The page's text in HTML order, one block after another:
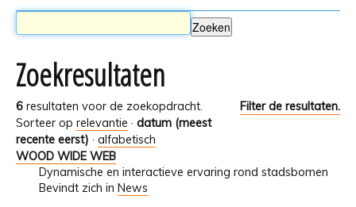
Zoekresultaten
6 resultaten voor de zoekopdracht.
Filter de resultaten.
Sorteer op relevantie · datum (meest
recente eerst) · alfabetisch
WOOD WIDE WEB
Dynamische en interactieve ervaring rond stadsbomen
Bevindt zich in News